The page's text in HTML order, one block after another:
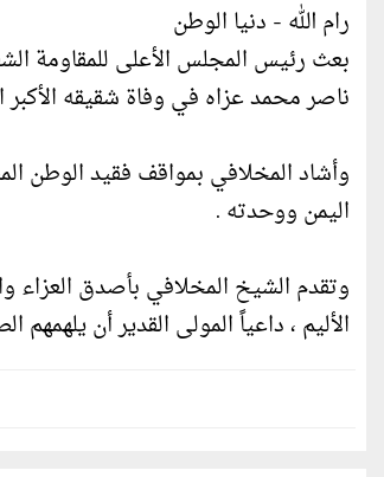
رام الله - دنيا الوطن
بعث رئيس المجلس الأعلى للمقاومة
ناصر محمد عزاه في وفاة شقيقه
وأشاد المخلافي بمواقف فقيد
اليمن ووحدته .
وتقدم الشيخ المخلافي بأصدق العزاء
الأليم ، داعياً المولى القدير أن